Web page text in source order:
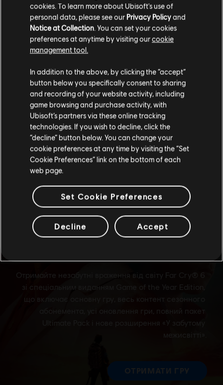
Гадаємо, ваша країна —
Америки.
Відвідайте наш місцевий магазин, аби зробити
покупку.
Залишитися в поточному магазині
Оновіть своє місцезнаходження
cookies. To learn more about Ubisoft's use of
personal data, please see our Privacy Policyand
Notice at Collection. You can set your cookies
preferences at anytime by visiting ourcookie
management tool.
In addition to the above, by clicking the “accept”
button below you specifically consent to sharing
and recording of your website activity, including
game browsing and purchase activity, with
Ubisoft’s partners via these online tracking
technologies. If you wish to decline, click the
“decline” button below. You can change your
cookie preferences at any time by visiting the “Set
Cookie Preferences” link on the bottom of each
web page.
Set Cookie Preferences
Decline Accept